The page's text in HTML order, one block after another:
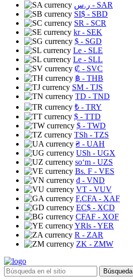
ر.س - SAR
SI$ - SBD
SR - SCR
kr- SEK
$ - SGD
Le - SLE
Le - SLL
₡ - SVC
฿ - THB
ЅМ - TJS
TD - TND
₺ - TRY
$ - TTD
$ - TWD
TSh - TZS
₴ - UAH
USh - UGX
soʻm - UZS
Bs. F - VES
₫ - VND
VT - VUV
F.CFA - XAF
EC$ - XCD
CFAF - XOF
YRls - YER
R - ZAR
ZK - ZMW
Búsqueda